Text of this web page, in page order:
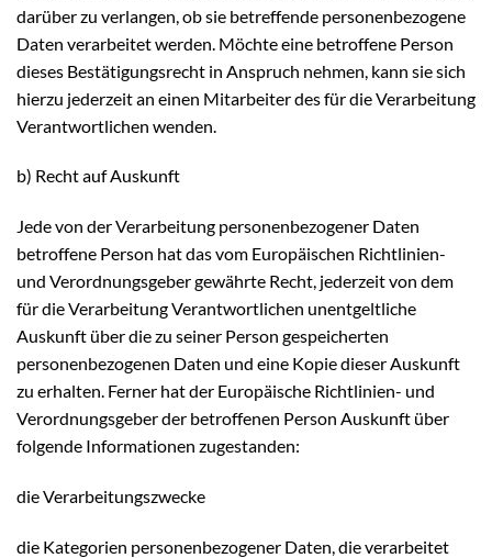
darüber zu verlangen, ob sie betreffende personenbezogene
Daten verarbeitet werden. Möchte eine betroffene Person
dieses Bestätigungsrecht in Anspruch nehmen, kann sie sich
hierzu jederzeit an einen Mitarbeiter des für die Verarbeitung
Verantwortlichen wenden.
b) Recht auf Auskunft
Jede von der Verarbeitung personenbezogener Daten
betroffene Person hat das vom Europäischen Richtlinien-
und Verordnungsgeber gewährte Recht, jederzeit von dem
für die Verarbeitung Verantwortlichen unentgeltliche
Auskunft über die zu seiner Person gespeicherten
personenbezogenen Daten und eine Kopie dieser Auskunft
zu erhalten. Ferner hat der Europäische Richtlinien- und
Verordnungsgeber der betroffenen Person Auskunft über
folgende Informationen zugestanden:
die Verarbeitungszwecke
die Kategorien personenbezogener Daten, die verarbeitet